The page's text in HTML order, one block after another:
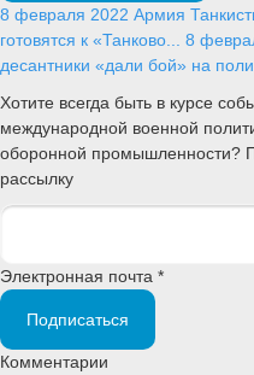
8 февраля 2022 Армия
готовятся к «Танково... 8
десантники «дали бой» на
Хотите всегда быть в курсе
международной военной
оборонной промышленности?
рассылку
Электронная почта *
Подписаться
Комментарии